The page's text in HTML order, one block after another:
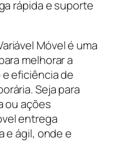
rápida e suporte
Móvel é uma
melhorar a
eficiência de
Seja para
ou ações
entrega
e ágil, onde e